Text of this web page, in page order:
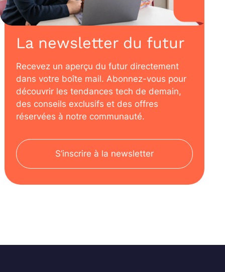
La newsletter du futur
Recevez un aperçu du futur directement
dans votre boîte mail. Abonnez-vous pour
découvrir les tendances tech de demain,
des conseils exclusifs et des offres
réservées à notre communauté.
S’inscrire à la newsletter